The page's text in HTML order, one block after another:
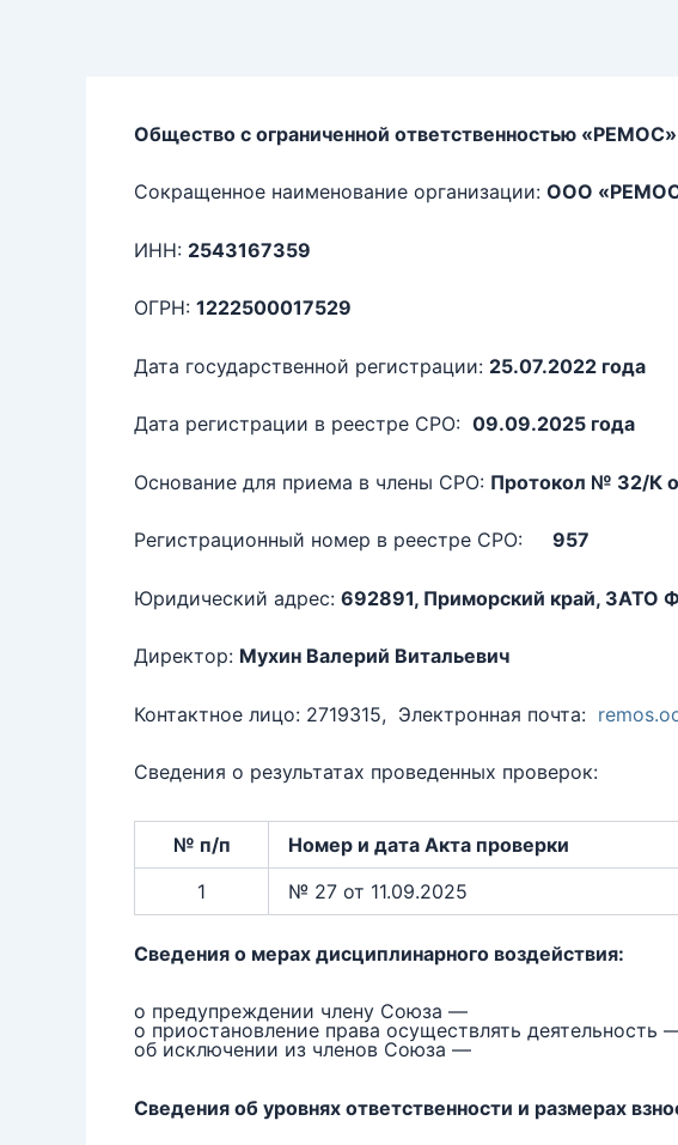
Общество с ограниченной ответственностью «РЕМОС»
Сокращенное наименование организации: ООО
ИНН: 2543167359
ОГРН: 1222500017529
Дата государственной регистрации: 25.07.2022 года
Дата регистрации в реестре СРО: 09.09.2025 года
Основание для приема в члены СРО: Протокол № 32/К
Регистрационный номер в реестре СРО: 957
Юридический адрес: 692891, Приморский край, ЗАТО
Директор: Мухин Валерий Витальевич
Контактное лицо: 2719315, Электронная почта:
Сведения о результатах проведенных проверок:
№ п/п Номер и дата Акта проверки
1
№ 27 от 11.09.2025
Сведения о мерах дисциплинарного воздействия:
о предупреждении члену Союза —
о приостановление права осуществлять деятельность
об исключении из членов Союза —
Сведения об уровнях ответственности и размерах